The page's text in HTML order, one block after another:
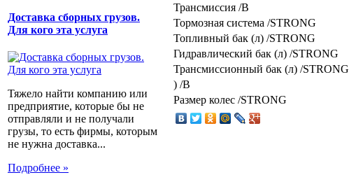
Доставка сборных грузов.
Для кого эта услуга
Тяжело найти компанию или
предприятие, которые бы не
отправляли и не получали
грузы, то есть фирмы, которым
не нужна доставка...
Подробнее »
Трансмиссия /B
Тормозная система /STRONG
Топливный бак (л) /STRONG
Гидравлический бак (л) /STRONG
Трансмиссионный бак (л) /STRONG
) /B
Размер колес /STRONG